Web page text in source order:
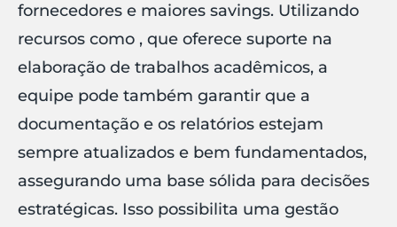
fornecedores e maiores savings. Utilizando
recursos como , que oferece suporte na
elaboração de trabalhos acadêmicos, a
equipe pode também garantir que a
documentação e os relatórios estejam
sempre atualizados e bem fundamentados,
assegurando uma base sólida para decisões
estratégicas. Isso possibilita uma gestão